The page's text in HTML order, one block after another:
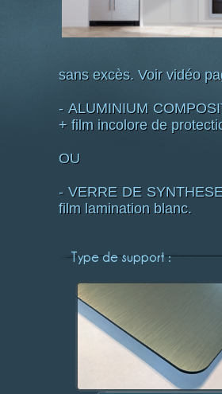
sans excès. Voir vidéo
- ALUMINIUM
+ film incolore de
OU
- VERRE DE
film lamination blanc.
Type de support :